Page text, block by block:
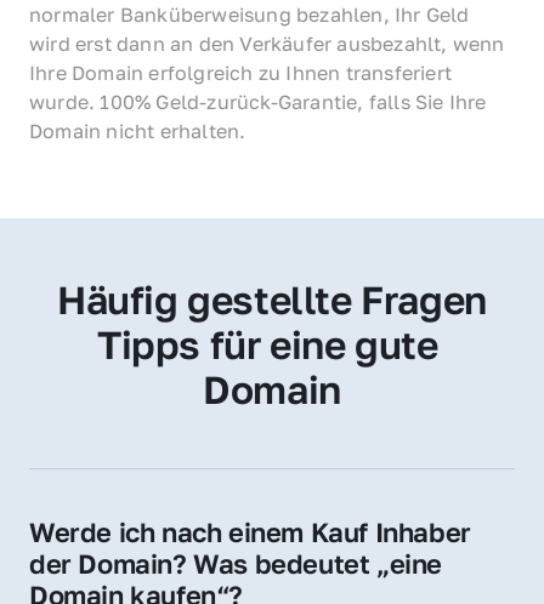
normaler Banküberweisung bezahlen, Ihr Geld
wird erst dann an den Verkäufer ausbezahlt, wenn
Ihre Domain erfolgreich zu Ihnen transferiert
wurde. 100% Geld-zurück-Garantie, falls Sie Ihre
Domain nicht erhalten.
Häufig gestellte Fragen
Tipps für eine gute
Domain
Werde ich nach einem Kauf Inhaber
der Domain? Was bedeutet „eine
Domain kaufen“?